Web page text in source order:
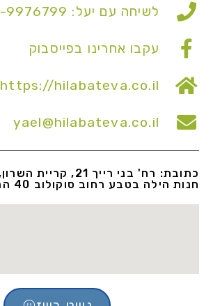
לשיחה עם יעל: 077-9976799
עקבו אחרינו בפייסבוק
https://hilabateva.co.il
yael@hilabateva.co.il
כתובת: רח' בני רייך 21, קריית השרון, נתניה
חנות הילה בטבע רחוב סוקולוב 40 הרצליה